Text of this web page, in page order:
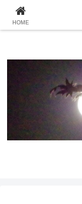
HOME